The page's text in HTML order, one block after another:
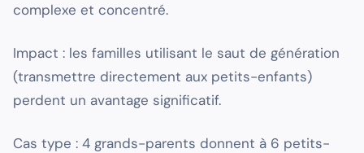
complexe et concentré.
Impact : les familles utilisant le saut de génération
(transmettre directement aux petits-enfants)
perdent un avantage significatif.
Cas type : 4 grands-parents donnent à 6 petits-